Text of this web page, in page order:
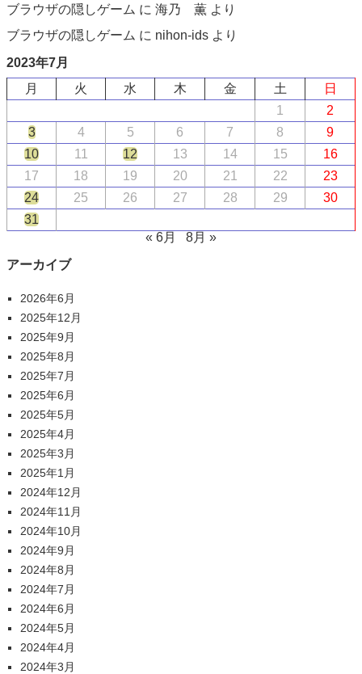
ブラウザの隠しゲーム に 海乃 薫 より
ブラウザの隠しゲーム に nihon-ids より
2023年7月
月
火 水 木 金 土
日
1
2
3
4 5 6 7 8
9
10
11 12 13 14 15
16
17
18 19 20 21 22
23
24
25 26 27 28 29
30
31
« 6月
8月 »
アーカイブ
2026年6月
2025年12月
2025年9月
2025年8月
2025年7月
2025年6月
2025年5月
2025年4月
2025年3月
2025年1月
2024年12月
2024年11月
2024年10月
2024年9月
2024年8月
2024年7月
2024年6月
2024年5月
2024年4月
2024年3月